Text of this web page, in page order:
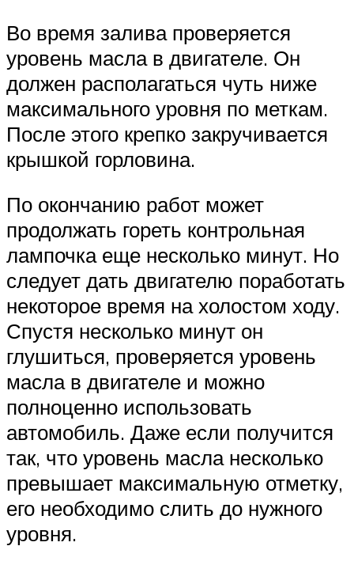
Во время залива проверяется
уровень масла в двигателе. Он
должен располагаться чуть ниже
максимального уровня по меткам.
После этого крепко закручивается
крышкой горловина.
По окончанию работ может
продолжать гореть контрольная
лампочка еще несколько минут. Но
следует дать двигателю поработать
некоторое время на холостом ходу.
Спустя несколько минут он
глушиться, проверяется уровень
масла в двигателе и можно
полноценно использовать
автомобиль. Даже если получится
так, что уровень масла несколько
превышает максимальную отметку,
его необходимо слить до нужного
уровня.